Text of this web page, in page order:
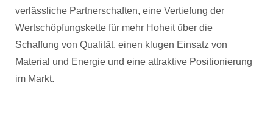
verlässliche Partnerschaften, eine Vertiefung der
Wertschöpfungskette für mehr Hoheit über die
Schaffung von Qualität, einen klugen Einsatz von
Material und Energie und eine attraktive Positionierung
im Markt.